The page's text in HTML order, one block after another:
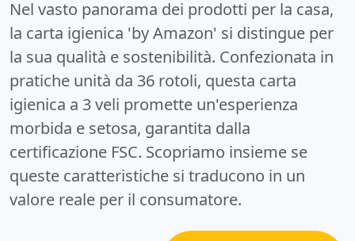
Nel vasto panorama dei prodotti per la casa,
la carta igienica 'by Amazon' si distingue per
la sua qualità e sostenibilità. Confezionata in
pratiche unità da 36 rotoli, questa carta
igienica a 3 veli promette un'esperienza
morbida e setosa, garantita dalla
certificazione FSC. Scopriamo insieme se
queste caratteristiche si traducono in un
valore reale per il consumatore.